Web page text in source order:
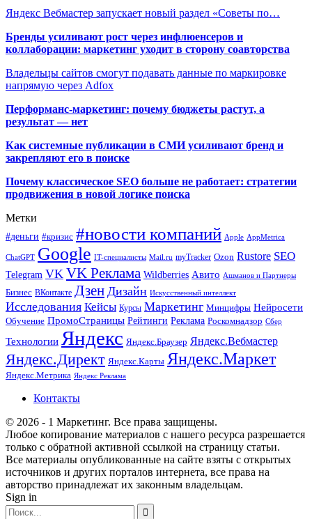
Яндекс Вебмастер запускает новый раздел «Советы по…
Бренды усиливают рост через инфлюенсеров и
коллаборации: маркетинг уходит в сторону соавторства
Владельцы сайтов смогут подавать данные по маркировке
напрямую через Adfox
Перформанс-маркетинг: почему бюджеты растут, а
результат — нет
Как системные публикации в СМИ усиливают бренд и
закрепляют его в поиске
Почему классическое SEO больше не работает: стратегии
продвижения в новой логике поиска
Метки
#деньги #кризис #новости компаний Apple AppMetrica
ChatGPT Google IT-специалисты Mail.ru myTracker Ozon Rustore SEO
Telegram VK VK Реклама Wildberries Авито Ашманов и Партнеры
Бизнес ВКонтакте Дзен Дизайн Искусственный интеллект
Исследования Кейсы Курсы Маркетинг Минцифры Нейросети
Обучение ПромоСтраницы Рейтинги Реклама Роскомнадзор Сбер
Технологии Яндекс Яндекс.Браузер Яндекс.Вебмастер
Яндекс.Директ Яндекс.Карты Яндекс.Маркет
Яндекс.Метрика Яндекс Реклама
Контакты
© 2026 - 1 Маркетинг. Все права защищены.
Любое копирование материалов с нашего ресурса разрешается
только с обратной активной ссылкой на страницу статьи.
Все материалы опубликованные на сайте взяты с открытых
источников и других порталов интернета, все права на
авторство принадлежат их законным владельцам.
Sign in